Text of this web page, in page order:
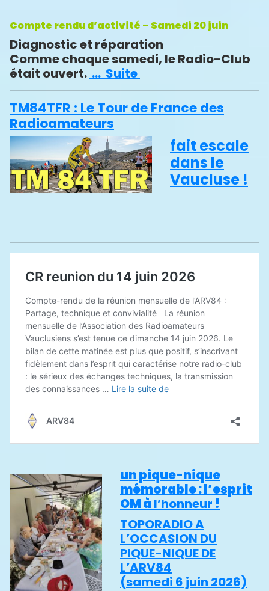
Compte rendu d’activité – Samedi 20 juin
Diagnostic et réparation
Comme chaque samedi, le Radio-Club
était ouvert. … Suite
TM84TFR : Le Tour de France des
Radioamateurs
fait escale
dans le
Vaucluse !
un pique-nique
mémorable : l’esprit
OM à l’honneur !
TOPORADIO A
L’OCCASION DU
PIQUE-NIQUE DE
L’ARV84
(samedi 6 juin 2026)